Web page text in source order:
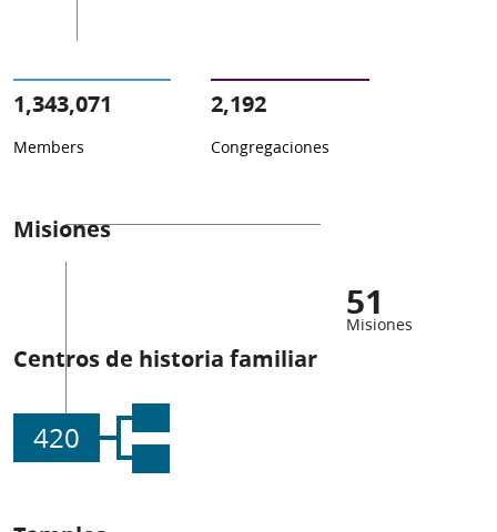
1,343,071
Members
2,192
Congregaciones
Misiones
51
Misiones
Centros de historia familiar
420